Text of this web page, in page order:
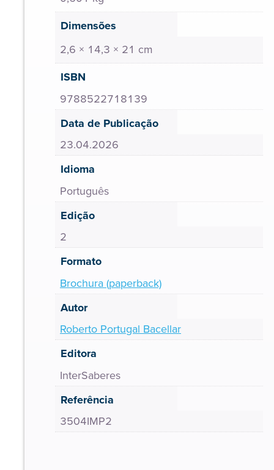
Dimensões
2,6 × 14,3 × 21 cm
ISBN
9788522718139
Data de Publicação
23.04.2026
Idioma
Português
Edição
2
Formato
Brochura (paperback)
Autor
Roberto Portugal Bacellar
Editora
InterSaberes
Referência
3504IMP2